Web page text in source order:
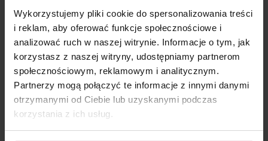
Wykorzystujemy pliki cookie do spersonalizowania treści
i reklam, aby oferować funkcje społecznościowe i
analizować ruch w naszej witrynie. Informacje o tym, jak
korzystasz z naszej witryny, udostępniamy partnerom
społecznościowym, reklamowym i analitycznym.
Partnerzy mogą połączyć te informacje z innymi danymi
otrzymanymi od Ciebie lub uzyskanymi podczas
korzystania z ich usług.
Przykładamy do nich wiele uwagi, bo chcemy mieć
stuprocentową pewność, że kosmetyk, który potem
znajdzie się w na sklepowej półce, będzie absolutnie
bezpieczny, a jego skuteczność potwierdzona.
Na żadnym etapie powstawania produktu nie są
prowadzone testy na zwierzętach.Marka Lirene nie
testuje, nigdy nie testowała i nie zlecała wykonania
badań na zwierzętach i jesteśmy im całkowicie